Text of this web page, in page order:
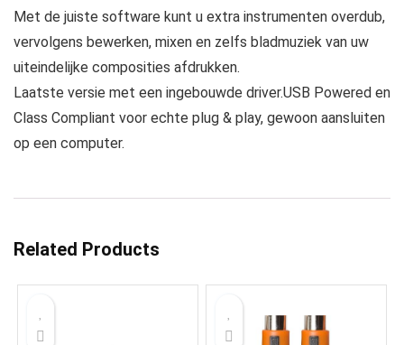
Met de juiste software kunt u extra instrumenten overdub,
vervolgens bewerken, mixen en zelfs bladmuziek van uw
uiteindelijke composities afdrukken.
Laatste versie met een ingebouwde driver.USB Powered en
Class Compliant voor echte plug & play, gewoon aansluiten
op een computer.
Related Products